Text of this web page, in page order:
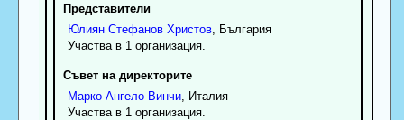
Представители
Юлиян Стефанов Христов, България
Участва в 1 организация.
Съвет на директорите
Марко Ангело Винчи, Италия
Участва в 1 организация.